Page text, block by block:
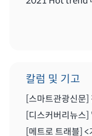
칼럼 및 기고